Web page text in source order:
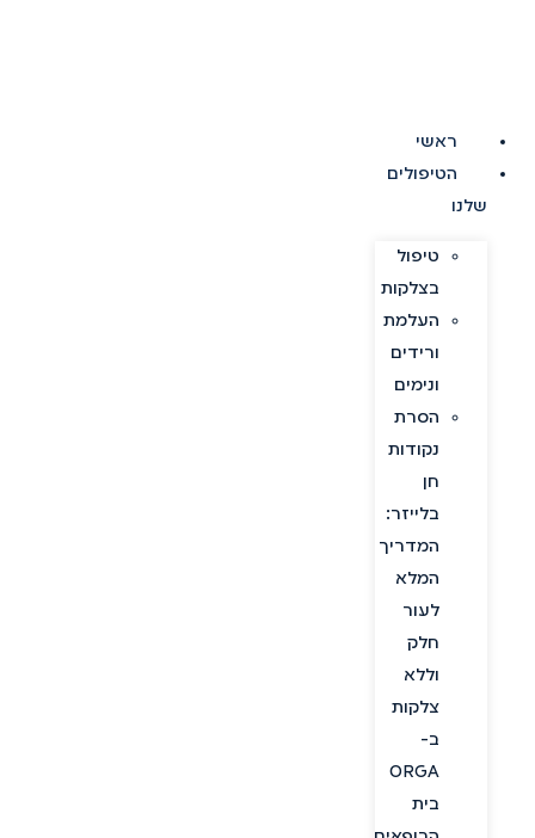
ראשי
הטיפולים
שלנו
טיפול
בצלקות
העלמת
ורידים
ונימים
הסרת
נקודות
חן
בלייזר:
המדריך
המלא
לעור
חלק
וללא
צלקות
ב-
ORGA
בית